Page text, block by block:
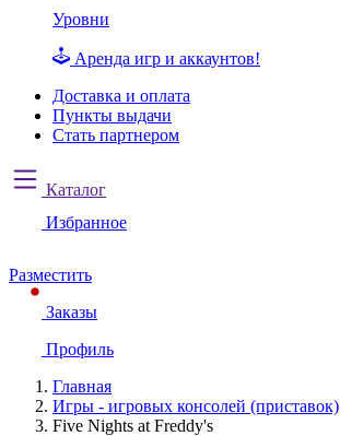
Уровни
Аренда игр и аккаунтов!
Доставка и оплата
Пункты выдачи
Стать партнером
Каталог
Избранное
Разместить
Заказы
Профиль
Главная
Игры - игровых консолей (приставок)
Five Nights at Freddy's